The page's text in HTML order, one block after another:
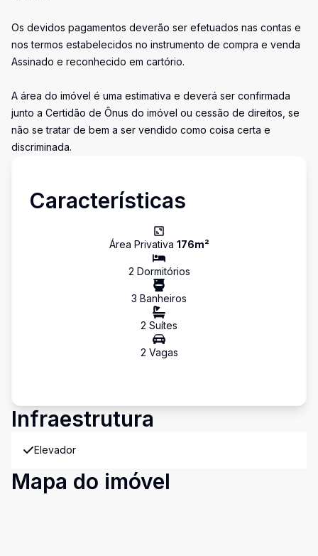
Os devidos pagamentos deverão ser efetuados nas contas e
nos termos estabelecidos no instrumento de compra e venda
Assinado e reconhecido em cartório.
A área do imóvel é uma estimativa e deverá ser confirmada
junto a Certidão de Ônus do imóvel ou cessão de direitos, se
não se tratar de bem a ser vendido como coisa certa e
discriminada.
Características
Área Privativa 176m²
2 Dormitórios
3 Banheiros
2 Suítes
2 Vagas
Infraestrutura
Elevador
Mapa do imóvel